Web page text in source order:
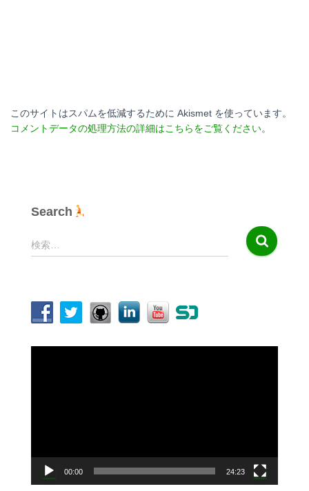
このサイトはスパムを低減するために Akismet を使っています。
コメントデータの処理方法の詳細はこちらをご覧ください。
Search
検
索
検索…
00:00 24:23